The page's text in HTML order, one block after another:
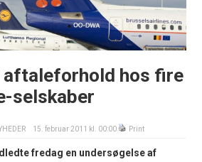
aftaleforhold hos fire
selskaber
15. februar 2011 kl. 00:00 Print
fredag en undersøgelse af